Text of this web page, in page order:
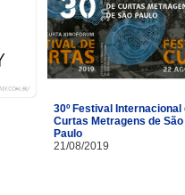
30º Festival Internacional
Curtas Metragens de São
Paulo
21/08/2019